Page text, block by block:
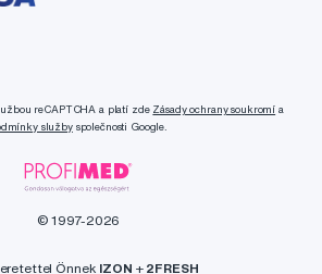
reCAPTCHA a platí zde Zásady ochrany soukromí a
službyspolečnosti Google.
© 1997-2026
Önnek IZON + 2FRESH